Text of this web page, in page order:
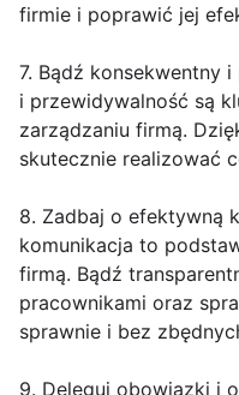
firmie i poprawić jej
7. Bądź konsekwentny
i przewidywalność są
zarządzaniu firmą.
skutecznie realizować
8. Zadbaj o efektywną
komunikacja to
firmą. Bądź
pracownikami oraz
sprawnie i bez
9. Deleguj obowiązki i